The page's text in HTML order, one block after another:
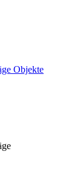
Objekte